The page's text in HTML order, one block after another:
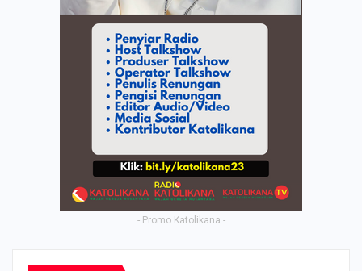
- Promo Katolikana -